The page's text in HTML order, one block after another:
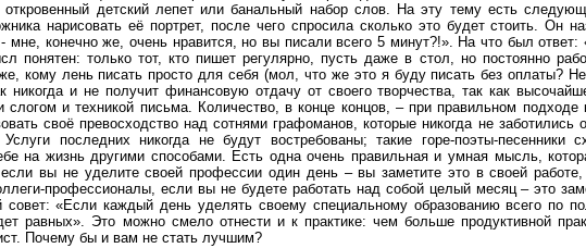
откровенный детский лепет или банальный набор слов. На эту тему есть
нарисовать её портрет, после чего спросила сколько это будет стоить.
мне, конечно же, очень нравится, но вы писали всего 5 минут?!». На что был
понятен: только тот, кто пишет регулярно, пусть даже в стол, но постоянно
кому лень писать просто для себя (мол, что же это я буду писать без оплаты?
никогда и не получит финансовую отдачу от своего творчества, так как
слогом и техникой письма. Количество, в конце концов, – при правильном
своё превосходство над сотнями графоманов, которые никогда не
последних никогда не будут востребованы; такие горе-поэты-
на жизнь другими способами. Есть одна очень правильная и умная мысль,
если вы не уделите своей профессии один день – вы заметите это в своей
профессионалы, если вы не будете работать над собой целый месяц – это
«Если каждый день уделять своему специальному образованию всего по
равных». Это можно смело отнести и к практике: чем больше продуктивной
Почему бы и вам не стать лучшим?